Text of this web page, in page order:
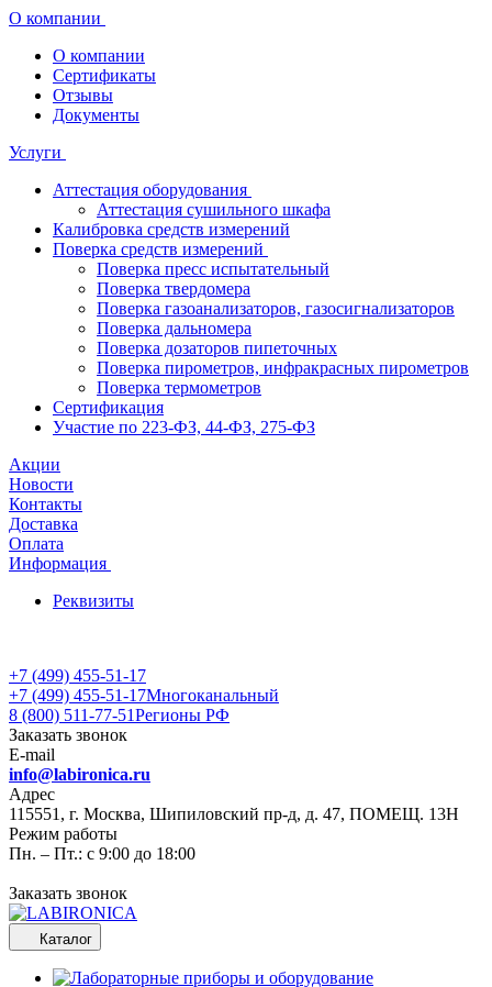
О компании
О компании
Сертификаты
Отзывы
Документы
Услуги
Аттестация оборудования
Аттестация сушильного шкафа
Калибровка средств измерений
Поверка средств измерений
Поверка пресс испытательный
Поверка твердомера
Поверка газоанализаторов, газосигнализаторов
Поверка дальномера
Поверка дозаторов пипеточных
Поверка пирометров, инфракрасных пирометров
Поверка термометров
Сертификация
Участие по 223-ФЗ, 44-ФЗ, 275-ФЗ
Акции
Новости
Контакты
Доставка
Оплата
Информация
Реквизиты
+7 (499) 455-51-17
+7 (499) 455-51-17Многоканальный
8 (800) 511-77-51Регионы РФ
Заказать звонок
E-mail
info@labironica.ru
Адрес
115551, г. Москва, Шипиловский пр-д, д. 47, ПОМЕЩ. 13Н
Режим работы
Пн. – Пт.: с 9:00 до 18:00
Заказать звонок
Каталог